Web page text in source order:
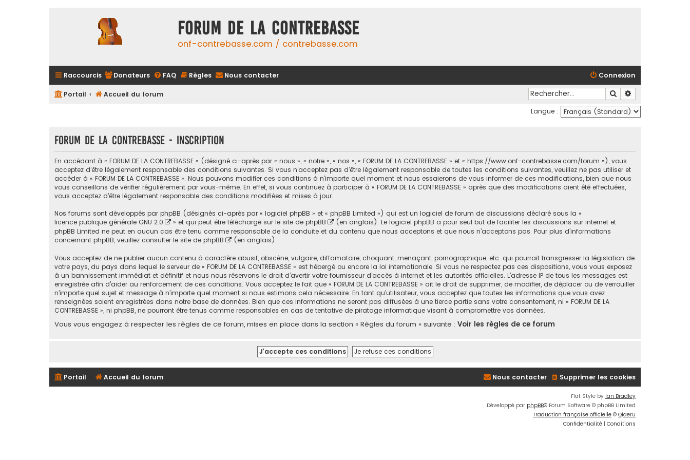
FORUM DE LA CONTREBASSE
onf-contrebasse.com / contrebasse.com
Raccourcis Donateurs FAQ Règles Nous contacter Connexion
Portail Accueil du forum Rechercher
Langue :
FORUM DE LA CONTREBASSE - Inscription
En accédant à « FORUM DE LA CONTREBASSE » (désigné ci-après par « nous », « notre », « nos », « FORUM DE LA CONTREBASSE » et « https://www.onf-contrebasse.com/forum »), vous
acceptez d’être légalement responsable des conditions suivantes. Si vous n’acceptez pas d’être légalement responsable de toutes les conditions suivantes, veuillez ne pas utiliser et
accéder à « FORUM DE LA CONTREBASSE ». Nous pouvons modifier ces conditions à n’importe quel moment et nous essaierons de vous informer de ces modifications, bien que nous
vous conseillons de vérifier régulièrement par vous-même. En effet, si vous continuez à participer à « FORUM DE LA CONTREBASSE » après que des modifications aient été effectuées,
vous acceptez d’être légalement responsable des conditions modifiées et mises à jour.
Nos forums sont développés par phpBB (désignés ci-après par « logiciel phpBB » et « phpBB Limited ») qui est un logiciel de forum de discussions déclaré sous la «
licence publique générale GNU 2.0
» et qui peut être téléchargé sur le site de phpBB
(en anglais). Le logiciel phpBB a pour seul but de faciliter les discussions sur internet et
phpBB Limited ne peut en aucun cas être tenu comme responsable de la conduite et du contenu que nous acceptons et que nous n’acceptons pas. Pour plus d’informations
concernant phpBB, veuillez consulter le site de phpBB (en anglais).
Vous acceptez de ne publier aucun contenu à caractère abusif, obscène, vulgaire, diffamatoire, choquant, menaçant, pornographique, etc. qui pourrait transgresser la législation de
votre pays, du pays dans lequel le serveur de « FORUM DE LA CONTREBASSE » est hébergé ou encore la loi internationale. Si vous ne respectez pas ces dispositions, vous vous exposez
à un bannissement immédiat et définitif et nous nous réservons le droit d’avertir votre fournisseur d’accès à internet et les autorités officielles. L’adresse IP de tous les messages est
enregistrée afin d’aider au renforcement de ces conditions. Vous acceptez le fait que « FORUM DE LA CONTREBASSE » ait le droit de supprimer, de modifier, de déplacer ou de verrouiller
n’importe quel sujet et message à n’importe quel moment si nous estimons cela nécessaire. En tant qu’utilisateur, vous acceptez que toutes les informations que vous avez
renseignées soient enregistrées dans notre base de données. Bien que ces informations ne seront pas diffusées à une tierce partie sans votre consentement, ni « FORUM DE LA
CONTREBASSE », ni phpBB, ne pourront être tenus comme responsables en cas de tentative de piratage informatique visant à compromettre vos données.
Vous vous engagez à respecter les règles de ce forum, mises en place dans la section « Règles du forum » suivante : Voir les règles de ce forum
Portail Accueil du forum Supprimer les cookies
Nous contacter
Flat Style by Ian Bradley
Développé par phpBB® Forum Software © phpBB Limited
Traduction française officielle © Qiaeru
Confidentialité | Conditions